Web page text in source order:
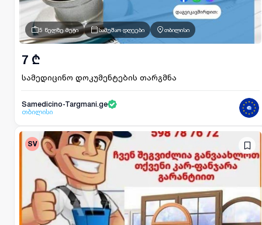
5 წელზე მეტი სამუშაო დღეები თბილისი
სამედიცინო დოკუმენტების თარგმნა
7 ₾
Samedicino-Targmani.ge
თბილისი
SV